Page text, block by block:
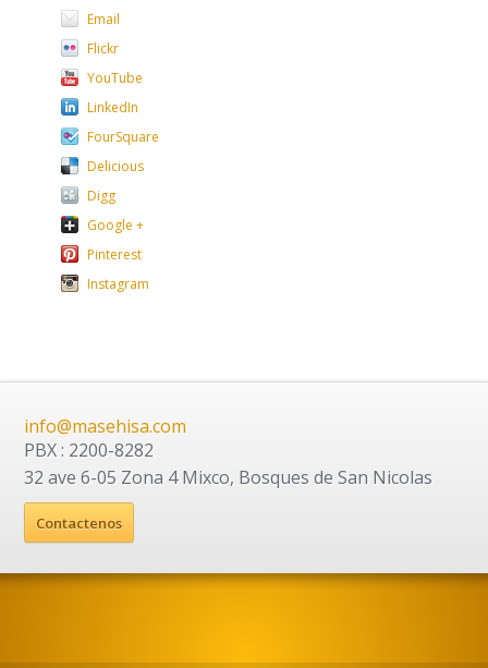
Email
Flickr
YouTube
LinkedIn
FourSquare
Delicious
Digg
Google +
Pinterest
Instagram
info@masehisa.com
PBX : 2200-8282
32 ave 6-05 Zona 4 Mixco, Bosques de San Nicolas
Contactenos